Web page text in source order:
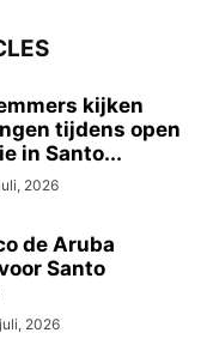
kijken
tijdens open
in Santo...
2026
de Aruba
Santo
2026